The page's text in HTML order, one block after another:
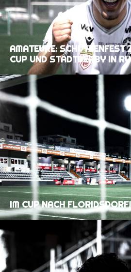
AMATEURE: SCHÜTZENFEST
CUP UND STADTDERBY IN
IM CUP NACH FLORIDSDORF!